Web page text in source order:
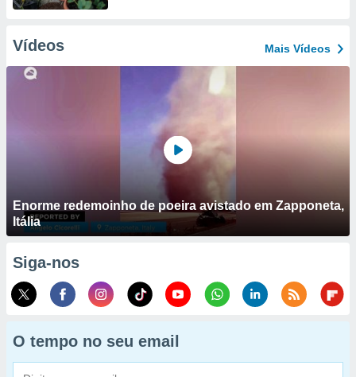
Vídeos Mais Vídeos
Enorme redemoinho de poeira avistado em Zapponeta,
Itália
Siga-nos
O tempo no seu email